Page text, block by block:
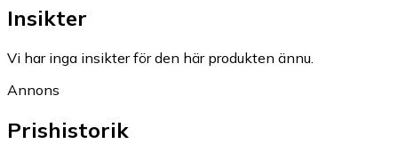
Insikter
Vi har inga insikter för den här produkten ännu.
Annons
Prishistorik